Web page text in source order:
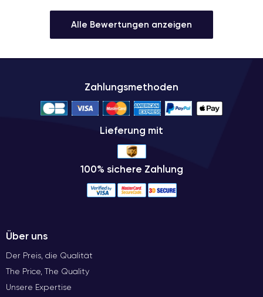
Alle Bewertungen anzeigen
Zahlungsmethoden
Lieferung mit
100% sichere Zahlung
Über uns
Der Preis, die Qualität
The Price, The Quality
Unsere Expertise